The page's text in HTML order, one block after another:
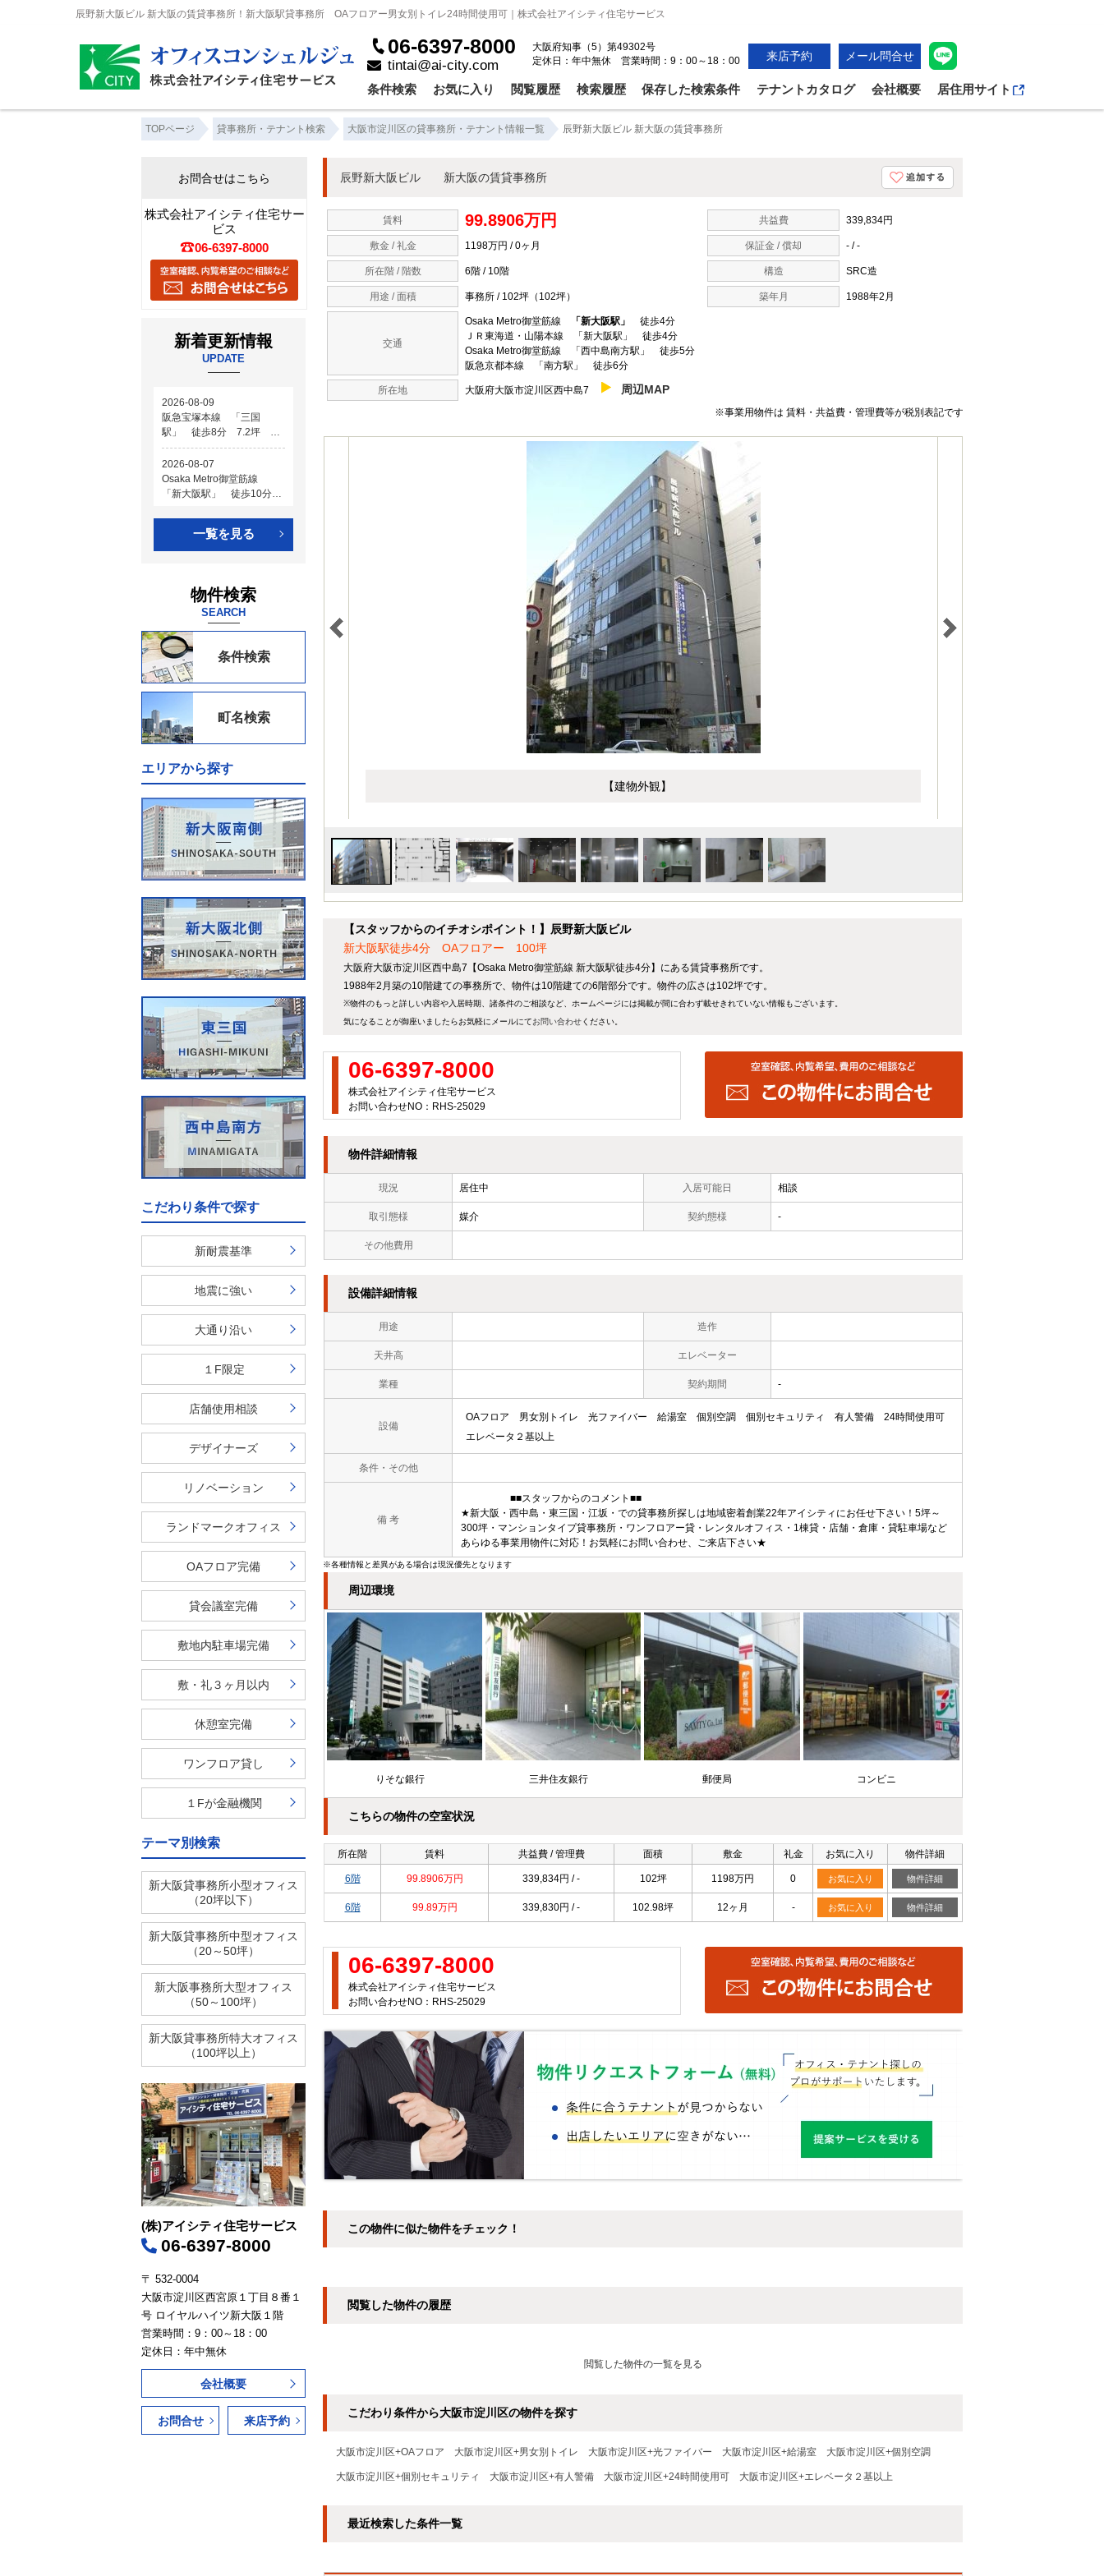
辰野新大阪ビル 新大阪の賃貸事務所！新大阪駅貸事務所 OAフロアー男女別トイレ24時間使用可｜株式会社アイシティ住宅サービス
06-6397-8000
tintai@ai-city.com
大阪府知事（5）第49302号
定休日：年中無休 営業時間：9：00～18：00
来店予約 メール問合せ
条件検索 お気に入り 閲覧履歴 検索履歴 保存した検索条件 テナントカタログ 会社概要 居住用サイト
TOPページ 貸事務所・テナント検索 大阪市淀川区の貸事務所・テナント情報一覧 辰野新大阪ビル 新大阪の賃貸事務所
辰野新大阪ビル 新大阪の賃貸事務所
賃料 99.8906万円 共益費 339,834円
敷金 / 礼金 1198万円 / 0ヶ月 保証金 / 償却 - / -
所在階 / 階数 6階 / 10階 構造 SRC造
用途 / 面積 事務所 / 102坪（102坪） 築年月 1988年2月
交通
Osaka Metro御堂筋線 「新大阪駅」
徒歩4分
ＪＲ東海道・山陽本線 「新大阪駅」 徒歩4分
Osaka Metro御堂筋線 「西中島南方駅」 徒歩5分
阪急京都本線 「南方駅」 徒歩6分
所在地 大阪府大阪市淀川区西中島7 周辺MAP
※事業用物件は 賃料・共益費・管理費等が税別表記です
【建物外観】
【スタッフからのイチオシポイント！】辰野新大阪ビル
新大阪駅徒歩4分 OAフロアー 100坪
大阪府大阪市淀川区西中島7【Osaka Metro御堂筋線 新大阪駅徒歩4分】にある賃貸事務所です。
1988年2月築の10階建ての事務所で、物件は10階建ての6階部分です。物件の広さは102坪です。
※物件のもっと詳しい内容や入居時期、諸条件のご相談など、ホームページには掲載が間に合わず載せきれていない情報もございます。
気になることが御座いましたらお気軽にメールにてお問い合わせください。
06-6397-8000
株式会社アイシティ住宅サービス
お問い合わせNO：RHS-25029
物件詳細情報
現況 居住中 入居可能日 相談
取引態様 媒介 契約態様 -
その他費用
設備詳細情報
用途 造作
天井高 エレベーター
業種 契約期間 -
設備
OAフロア 男女別トイレ 光ファイバー 給湯室 個別空調 個別セキュリティ 有人警備
24時間使用可
エレベータ２基以上
条件・その他
備 考
■■スタッフからのコメント■■
★新大阪・西中島・東三国・江坂・での貸事務所探しは地域密着創業22年アイシティにお任せ下さい！5坪～
300坪・マンションタイプ貸事務所・ワンフロアー貸・レンタルオフィス・1棟貸・店舗・倉庫・貸駐車場など
あらゆる事業用物件に対応！お気軽にお問い合わせ、ご来店下さい★
※各種情報と差異がある場合は現況優先となります
周辺環境
りそな銀行 三井住友銀行 郵便局 コンビニ
こちらの物件の空室状況
所在階 賃料 共益費 / 管理費 面積 敷金 礼金 お気に入り 物件詳細
6階 99.8906万円 339,834円 / - 102坪 1198万円 0 お気に入り 物件詳細
6階 99.89万円 339,830円 / - 102.98坪 12ヶ月 - お気に入り 物件詳細
06-6397-8000
株式会社アイシティ住宅サービス
お問い合わせNO：RHS-25029
この物件に似た物件をチェック！
閲覧した物件の履歴
閲覧した物件の一覧を見る
こだわり条件から大阪市淀川区の物件を探す
大阪市淀川区+OAフロア 大阪市淀川区+男女別トイレ 大阪市淀川区+光ファイバー 大阪市淀川区+給湯室 大阪市淀川区+個別空調
大阪市淀川区+個別セキュリティ 大阪市淀川区+有人警備 大阪市淀川区+24時間使用可 大阪市淀川区+エレベータ２基以上
最近検索した条件一覧
お問合せはこちら
株式会社アイシティ住宅サー
ビス
06-6397-8000
新着更新情報
UPDATE
一覧を見る
物件検索
SEARCH
条件検索
町名検索
エリアから探す
こだわり条件で探す
新耐震基準
地震に強い
大通り沿い
１F限定
店舗使用相談
デザイナーズ
リノベーション
ランドマークオフィス
OAフロア完備
貸会議室完備
敷地内駐車場完備
敷・礼３ヶ月以内
休憩室完備
ワンフロア貸し
１Fが金融機関
テーマ別検索
新大阪貸事務所小型オフィス
（20坪以下）
新大阪貸事務所中型オフィス
（20～50坪）
新大阪事務所大型オフィス
（50～100坪）
新大阪貸事務所特大オフィス
（100坪以上）
(株)アイシティ住宅サービス
06-6397-8000
〒 532-0004
大阪市淀川区西宮原１丁目８番１
号 ロイヤルハイツ新大阪１階
営業時間：9：00～18：00
定休日：年中無休
会社概要
お問合せ 来店予約